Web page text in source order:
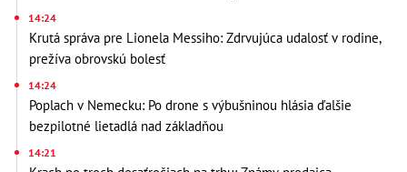
14:24
Krutá správa pre Lionela Messiho: Zdrvujúca udalosť v rodine,
prežíva obrovskú bolesť
14:24
Poplach v Nemecku: Po drone s výbušninou hlásia ďalšie
bezpilotné lietadlá nad základňou
14:21